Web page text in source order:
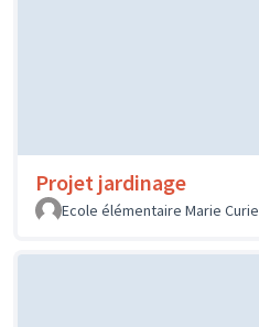
Projet jardinage
Ecole élémentaire Marie Curie